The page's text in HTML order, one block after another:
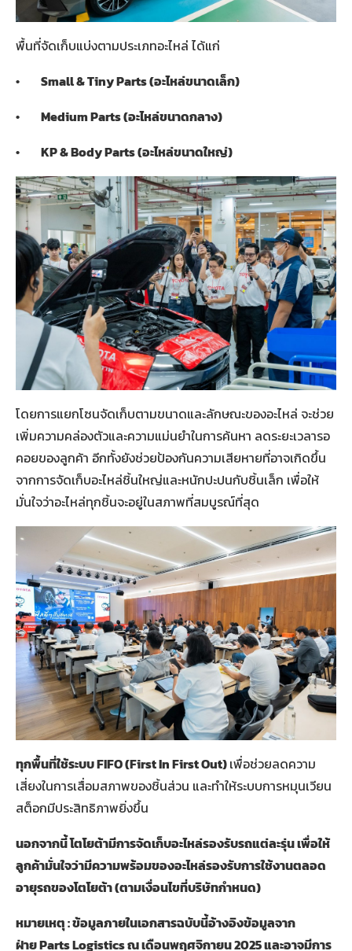
พื้นที่จัดเก็บแบ่งตามประเภทอะไหล่ ได้แก่
• Small & Tiny Parts (อะไหล่ขนาดเล็ก)
• Medium Parts (อะไหล่ขนาดกลาง)
• KP & Body Parts (อะไหล่ขนาดใหญ่)
โดยการแยกโซนจัดเก็บตามขนาดและลักษณะของอะไหล่ จะช่วย
เพิ่มความคล่องตัวและความแม่นยำในการค้นหา ลดระยะเวลารอ
คอยของลูกค้า อีกทั้งยังช่วยป้องกันความเสียหายที่อาจเกิดขึ้น
จากการจัดเก็บอะไหล่ชิ้นใหญ่และหนักปะปนกับชิ้นเล็ก เพื่อให้
มั่นใจว่าอะไหล่ทุกชิ้นจะอยู่ในสภาพที่สมบูรณ์ที่สุด
ทุกพื้นที่ใช้ระบบFIFO (First In First Out)เพื่อช่วยลดความ
เสี่ยงในการเสื่อมสภาพของชิ้นส่วน และทำให้ระบบการหมุนเวียน
สต็อกมีประสิทธิภาพยิ่งขึ้น
นอกจากนี้ โตโยต้ามีการจัดเก็บอะไหล่รองรับรถแต่ละรุ่น เพื่อให้
ลูกค้ามั่นใจว่ามีความพร้อมของอะไหล่รองรับการใช้งานตลอด
อายุรถของโตโยต้า(ตามเงื่อนไขที่บริษัทกำหนด)
หมายเหตุ:ข้อมูลภายในเอกสารฉบับนี้อ้างอิงข้อมูลจาก
ฝ่ายParts Logisticsณ เดือนพฤศจิกายน2025และอาจมีการ